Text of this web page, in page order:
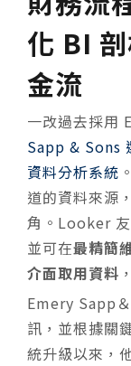
化 BI
金流
一改過去採用
Sapp & Sons
資料分析系統
道的資料來源
角。Looker 友
並可在最精簡
介面取用資料
Emery Sapp
訊，並根據關
統升級以來，